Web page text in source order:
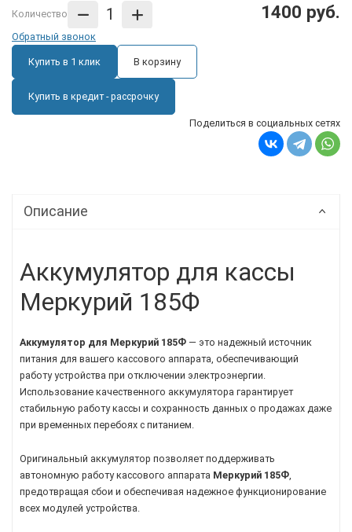
Количество 1400 руб.
Обратный звонок
Купить в 1 клик В корзину
Купить в кредит - рассрочку
Поделиться в социальных сетях
Описание
Аккумулятор для кассы
Меркурий 185Ф
Аккумулятор для Меркурий 185Ф — это надежный источник
питания для вашего кассового аппарата, обеспечивающий
работу устройства при отключении электроэнергии.
Использование качественного аккумулятора гарантирует
стабильную работу кассы и сохранность данных о продажах даже
при временных перебоях с питанием.
Оригинальный аккумулятор позволяет поддерживать
автономную работу кассового аппарата Меркурий 185Ф
предотвращая сбои и обеспечивая надежное функционирование
всех модулей устройства.